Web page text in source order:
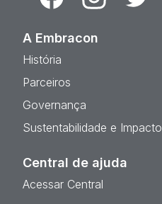
A Embracon
História
Parceiros
Governança
Sustentabilidade e Impacto
Central de ajuda
Acessar Central